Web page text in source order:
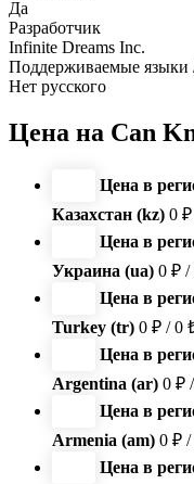
Да
Разработчик
Infinite Dreams Inc.
Поддерживаемые языки
Нет русского
Цена на Can
Цена в
Казахстан (kz) 0
Цена в
Украина (ua) 0 ₽ /
Цена в
Turkey (tr) 0 ₽ / 0
Цена в
Argentina (ar) 0 ₽
Цена в
Armenia (am) 0 ₽
Цена в